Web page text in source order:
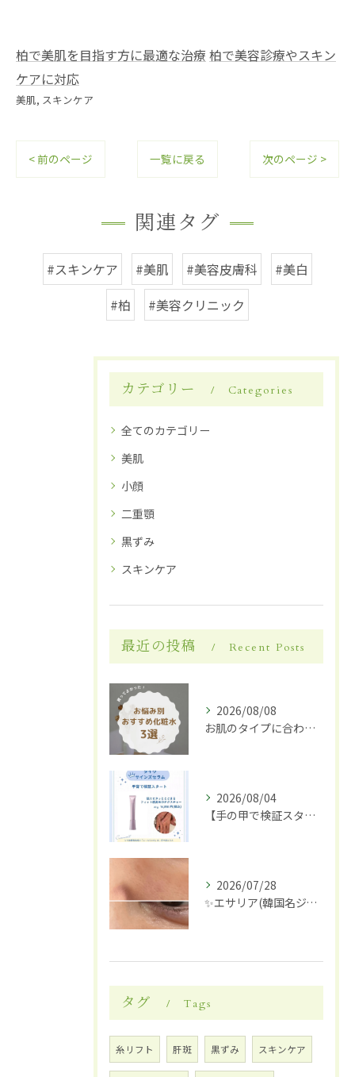
柏で美肌を目指す方に最適な治療 柏で美容診療やスキン
ケアに対応
美肌 スキンケア
< 前のページ 一覧に戻る 次のページ >
関連タグ
#スキンケア #美肌 #美容皮膚科
#美白
#柏
#美容クリニック
カテゴリー Categories
全てのカテゴリー
美肌
小顔
二重顎
黒ずみ
スキンケア
最近の投稿 Recent Posts
2026/08/08
お肌のタイプに合わせた化粧水選び
2026/08/04
【手の甲で検証スタート】✋✨
2026/07/28
✨エサリア(韓国名ジュブアセル)導入します✨
タグ Tags
糸リフト 肝斑 黒ずみ スキンケア